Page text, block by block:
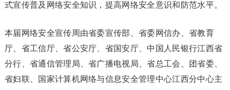
式宣传普及网络安全知识，提高网络安全意识和防范水平。
本届网络安全宣传周由省委宣传部、省委网信办、省教育
厅、省工信厅、省公安厅、省国安厅、中国人民银行江西省
分行、省通信管理局、省广播电视局、省总工会、团省委、
省妇联、国家计算机网络与信息安全管理中心江西分中心主